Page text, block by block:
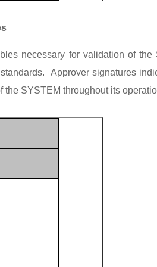
necessary for validation of
Approver signatures
SYSTEM throughout its